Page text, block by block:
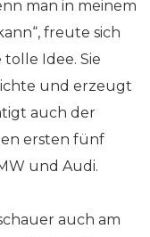
man in meinem
freute sich
tolle Idee. Sie
und erzeugt
auch der
ersten fünf
und Audi.
auch am